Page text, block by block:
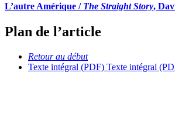
L’autre Amérique / The Straight Story,
Plan de l’article
Retour au début
Texte intégral (PDF) Texte intégral